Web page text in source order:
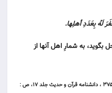
لَهُ بِعَدَدِ أهلِها.
بگويد، به شمارِ اهل آنها از
كتاب من لا يحضره الفقيه : ج ۳ ص ۲۰۰ ح ۳۷۵۶ ، دانشنامه قرآن و حديث جلد ۱۷، ص :